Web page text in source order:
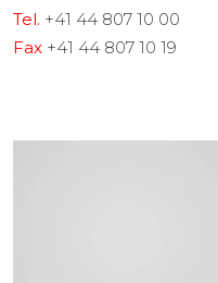
Tel. +41 44 807 10 00
Fax +41 44 807 10 19